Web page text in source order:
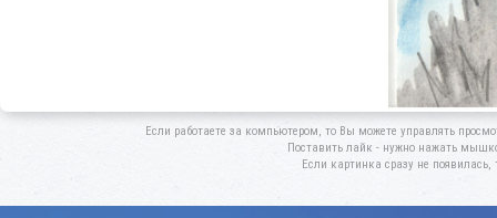
Если работаете за компьютером, то Вы можете управлять
Поставить лайк - нужно нажать
Если картинка сразу не появилась,